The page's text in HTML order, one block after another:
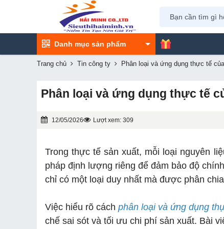
Danh mục sản phẩm
Trang chủ Tin công ty Phân loại và ứng dụng thực tế
Phân loại và ứng dụng thực tế
12/05/2026 Lượt xem: 309
Trong thực tế sản xuất, mỗi loại nguyên
pháp định lượng riêng để đảm bảo độ
chỉ có một loại duy nhất mà được phân
Việc hiểu rõ cáchphân loại và ứng dụng
chế sai sót và tối ưu chi phí sản xuất. Bài